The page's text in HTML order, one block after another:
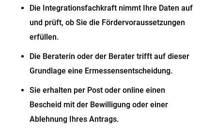
Die Integrationsfachkraft nimmt Ihre Daten auf
und prüft, ob Sie die Fördervoraussetzungen
erfüllen.
Die Beraterin oder der Berater trifft auf dieser
Grundlage eine Ermessensentscheidung.
Sie erhalten per Post oder online einen
Bescheid mit der Bewilligung oder einer
Ablehnung Ihres Antrags.